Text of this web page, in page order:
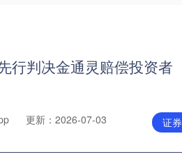
行判决金通灵赔偿投资者
证券
更新：2026-07-03